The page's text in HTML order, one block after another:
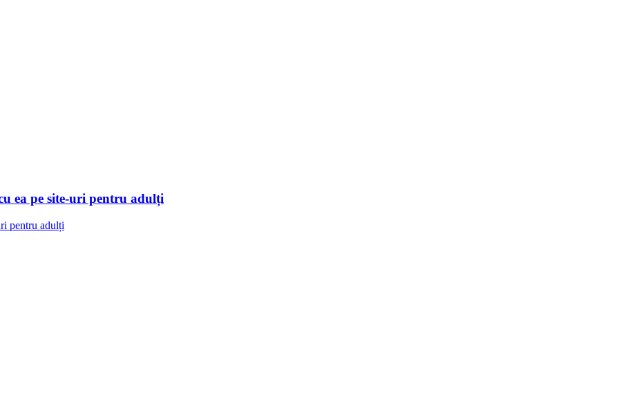
ea pe site-uri pentru adulți